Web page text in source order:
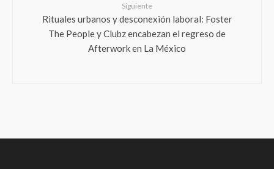
Siguiente
Rituales urbanos y desconexión laboral: Foster
The People y Clubz encabezan el regreso de
Afterwork en La México